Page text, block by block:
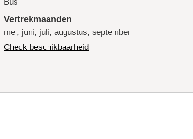
Bus
Vertrekmaanden
mei, juni, juli, augustus, september
Check beschikbaarheid